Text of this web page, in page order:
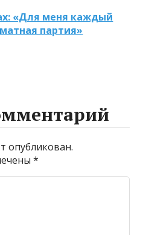
«Для меня каждый
партия»
опубликован.
*